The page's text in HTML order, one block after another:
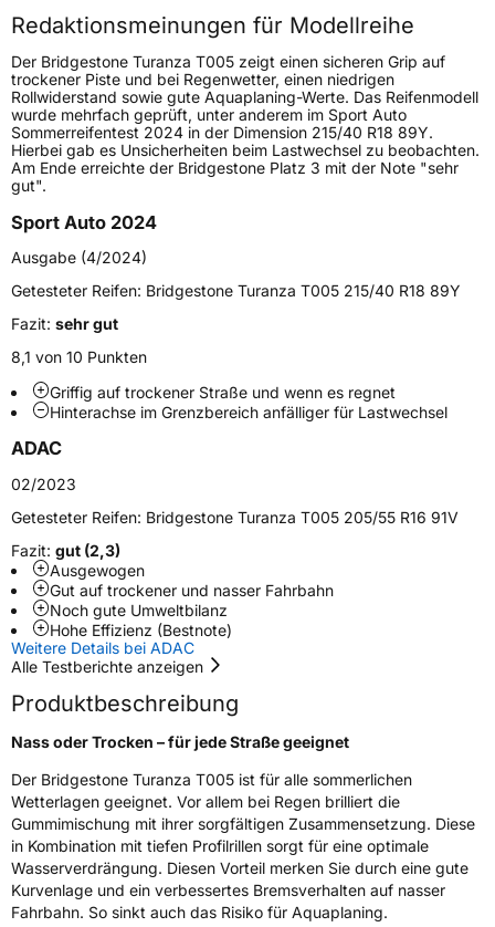
Höchstgeschwindigkeit
270 km/h
Lastindex98
Höchstlast750 kg
Gewicht (in kg)10,08 kg
FahrzeugtypPKW
VerwendungSommerreifen
Modellname
Turanza T005
Fahrzeugart
PKW & SUV
Weitere Eigenschaften
Schlauchtyp
ZustandNeureifen
VerstärktXL
EU Label
EffizienzB
Rollgeräusch (Klasse)B
Rollgeräusch (dB)72
FahrzeugklasseC1
3PMSF / Schneeflockensymbol / Alpine-SymbolNein
Redaktionsmeinungen für Modellreihe
Der Bridgestone Turanza T005 zeigt einen sicheren Grip auf
trockener Piste und bei Regenwetter, einen niedrigen
Rollwiderstand sowie gute Aquaplaning-Werte. Das Reifenmodell
wurde mehrfach geprüft, unter anderem im Sport Auto
Sommerreifentest 2024 in der Dimension 215/40 R18 89Y.
Hierbei gab es Unsicherheiten beim Lastwechsel zu beobachten.
Am Ende erreichte der Bridgestone Platz 3 mit der Note "sehr
gut".
Sport Auto 2024
Ausgabe (4/2024)
Getesteter Reifen: Bridgestone Turanza T005 215/40 R18 89Y
Fazit: sehr gut
8,1 von 10 Punkten
Griffig auf trockener Straße und wenn es regnet
Hinterachse im Grenzbereich anfälliger für Lastwechsel
ADAC
02/2023
Getesteter Reifen: Bridgestone Turanza T005 205/55 R16 91V
Fazit: gut (2,3)
Ausgewogen
Gut auf trockener und nasser Fahrbahn
Noch gute Umweltbilanz
Hohe Effizienz (Bestnote)
Weitere Details bei ADAC
Alle Testberichte anzeigen
Produktbeschreibung
Nass oder Trocken – für jede Straße geeignet
Der Bridgestone Turanza T005 ist für alle sommerlichen
Wetterlagen geeignet. Vor allem bei Regen brilliert die
Gummimischung mit ihrer sorgfältigen Zusammensetzung. Diese
in Kombination mit tiefen Profilrillen sorgt für eine optimale
Wasserverdrängung. Diesen Vorteil merken Sie durch eine gute
Kurvenlage und ein verbessertes Bremsverhalten auf nasser
Fahrbahn. So sinkt auch das Risiko für Aquaplaning.